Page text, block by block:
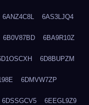
6ANZ4C8L 6AS3LJQ4
6B0V87BD 6BA9R10Z
6D8BUPZM
6DMVW7ZP
6DSSGCV5 6EEGL9Z9